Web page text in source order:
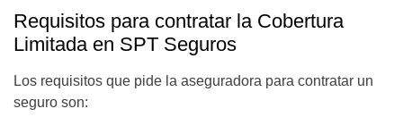
Requisitos para contratar la Cobertura
Limitada en SPT Seguros
Los requisitos que pide la aseguradora para contratar un
seguro son: